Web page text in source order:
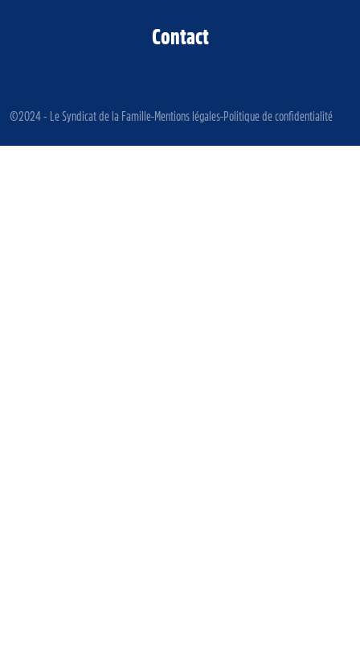
Contact
©2024 - Le Syndicat de la Famille Mentions légales Politique de confidentialité